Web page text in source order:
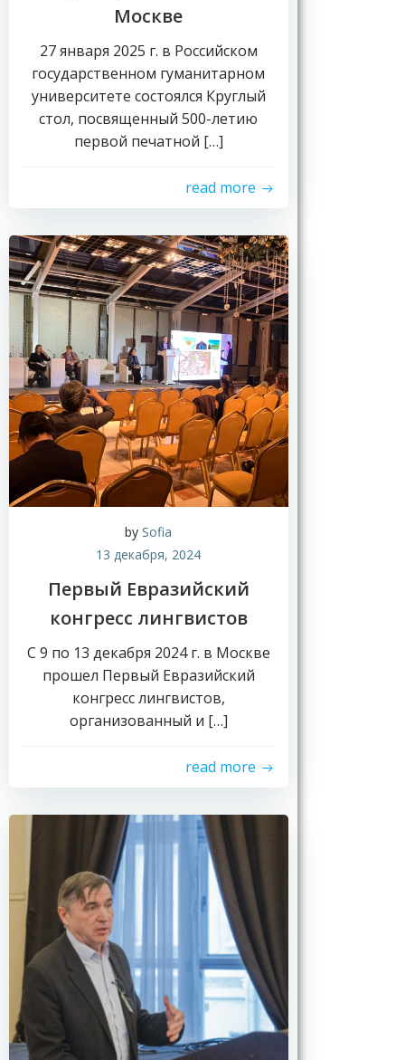
Москве
27 января 2025 г. в Российском
государственном гуманитарном
университете состоялся Круглый
стол, посвященный 500-летию
первой печатной […]
read more
bySofia
13 декабря, 2024
Первый Евразийский
конгресс лингвистов
С 9 по 13 декабря 2024 г. в Москве
прошел Первый Евразийский
конгресс лингвистов,
организованный и […]
read more